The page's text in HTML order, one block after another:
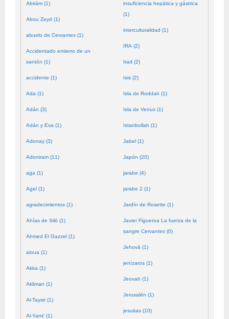
Abirám (1)
Abou Zeyd (1)
abuelo de Cervantes (1)
Accidentado entierro de un
santón (1)
accidente (1)
Ada (1)
Adán (3)
Adán y Eva (1)
Adonay (3)
Adoniram (11)
aga (1)
Agel (1)
agradecimientos (1)
Ahías de Siló (1)
Ahmed El Gazzel (1)
aioua (1)
Akka (1)
Akliman (1)
Al-Taysir (1)
Al-Yami' (1)
insuficiencia hepática y gástrica
(1)
interculturalidad (1)
IRA (2)
Irad (2)
Isis (2)
Isla de Roddah (1)
Isla de Venus (1)
Istanbollah (1)
Jabel (1)
Japón (20)
jarabe (4)
jarabe 2 (1)
Jardín de Rosette (1)
Javier Figueroa La fuerza de la
sangre Cervantes (0)
Jehová (1)
jenízaros (1)
Jeovah (1)
Jerusalén (1)
jesuitas (10)